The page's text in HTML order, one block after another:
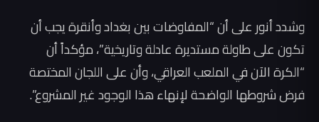
وشدد أنور على أن “المفاوضات بين بغداد وأنقرة يجب أن
تكون على طاولة مستديرة عادلة وتاريخية”، مؤكداً أن
“الكرة الآن في الملعب العراقي، وأن على اللجان المختصة
فرض شروطها الواضحة لإنهاء هذا الوجود غير المشروع”.